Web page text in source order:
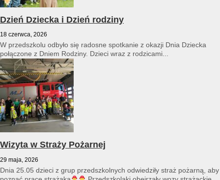
Dzień Dziecka i Dzień rodziny
18 czerwca, 2026
W przedszkolu odbyło się radosne spotkanie z okazji Dnia Dziecka
połączone z Dniem Rodziny. Dzieci wraz z rodzicami...
Wizyta w Straży Pożarnej
29 maja, 2026
Dnia 25.05 dzieci z grup przedszkolnych odwiedziły straż pożarną, aby